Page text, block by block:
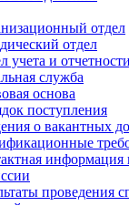
отдел
отдел
учета и отчетности
служба
основа
поступления
о вакантных
информация
проведения